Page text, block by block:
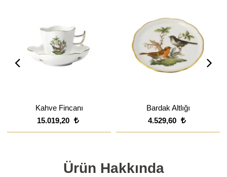
Kahve Fincanı
15.019,20
Bardak Altlığı
4.529,60
Ürün Hakkında